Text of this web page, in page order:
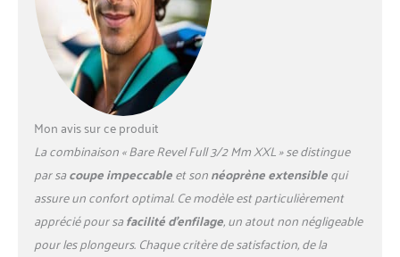
Mon avis sur ce produit
La combinaison « Bare Revel Full 3/2 Mm XXL » se distingue
par sacoupe impeccableet sonnéoprène extensiblequi
assure un confort optimal. Ce modèle est particulièrement
apprécié pour safacilité d’enfilage, un atout non négligeable
pour les plongeurs. Chaque critère de satisfaction, de la